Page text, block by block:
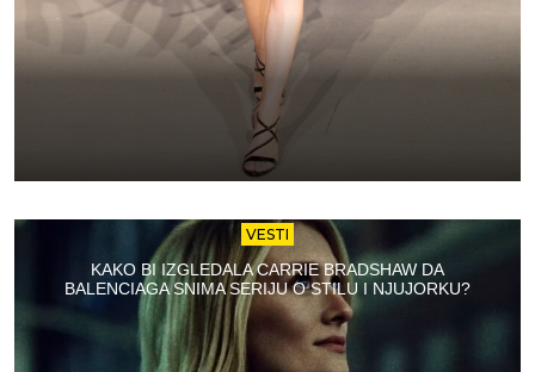
VESTI
KAKO BI IZGLEDALA CARRIE BRADSHAW DA
BALENCIAGA SNIMA SERIJU O STILU I NJUJORKU?